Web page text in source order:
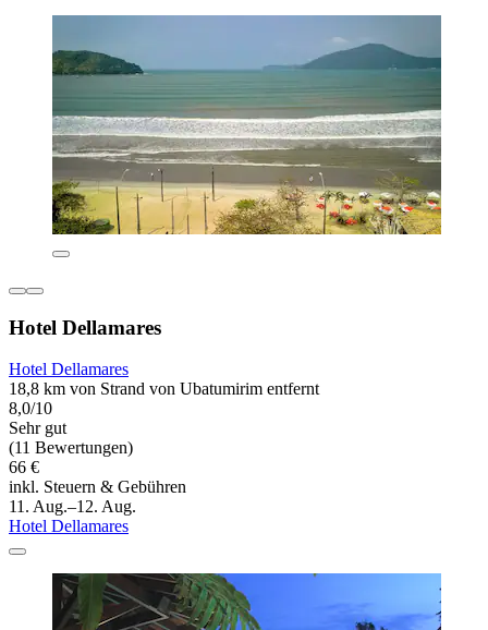
Hotel Dellamares
Hotel Dellamares
18,8 km von Strand von Ubatumirim entfernt
8,0/10
Sehr gut
(11 Bewertungen)
66 €
inkl. Steuern & Gebühren
11. Aug.–12. Aug.
Hotel Dellamares